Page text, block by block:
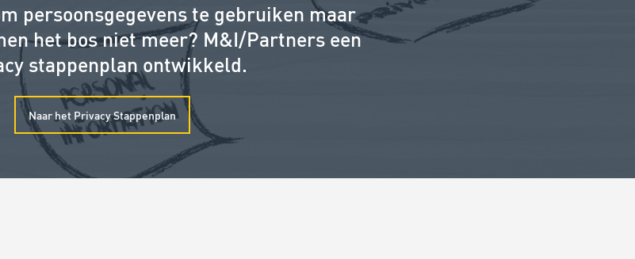
persoonsgegevens te gebruiken maar
het bos niet meer? M&I/Partners een
stappenplan ontwikkeld.
Naar het Privacy Stappenplan